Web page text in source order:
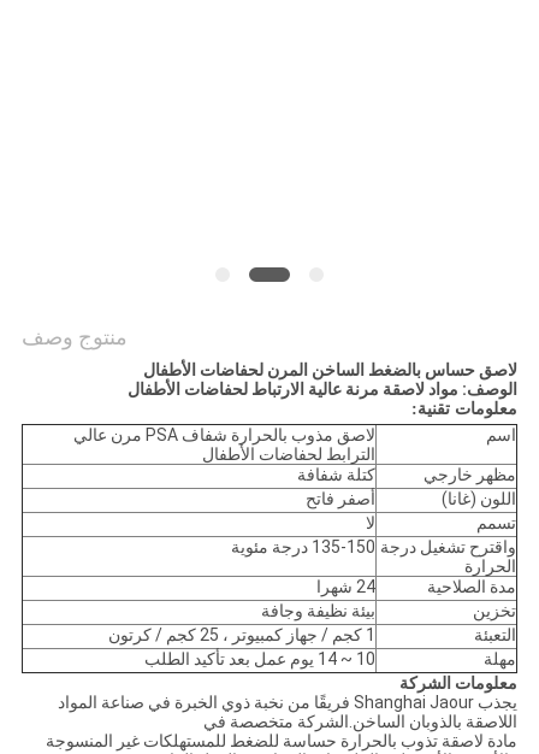
منتوج وصف
لاصق حساس بالضغط الساخن المرن لحفاضات الأطفال
الوصف: مواد لاصقة مرنة عالية الارتباط لحفاضات الأطفال
معلومات تقنية:
اسم
لاصق مذوب بالحرارة شفاف PSA مرن عالي
الترابط لحفاضات الأطفال
مظهر خارجي
كتلة شفافة
اللون (غانا)
أصفر فاتح
تسمم
لا
واقترح تشغيل درجة
الحرارة
135-150 درجة مئوية
مدة الصلاحية
24 شهرا
تخزين
بيئة نظيفة وجافة
التعبئة
1 كجم / جهاز كمبيوتر ، 25 كجم / كرتون
مهلة
10 ~ 14 يوم عمل بعد تأكيد الطلب
معلومات الشركة
يجذب Shanghai Jaour فريقًا من نخبة ذوي الخبرة في صناعة المواد
اللاصقة بالذوبان الساخن.الشركة متخصصة في
مادة لاصقة تذوب بالحرارة حساسة للضغط للمستهلكات غير المنسوجة